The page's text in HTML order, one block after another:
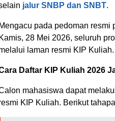
jalur SNBP dan SNBT.
Mengacu pada pedoman
Kamis, 28 Mei 2026, seluruh
laman resmi KIP Kuliah.
Daftar KIP Kuliah 2026
mahasiswa dapat
KIP Kuliah. Berikut